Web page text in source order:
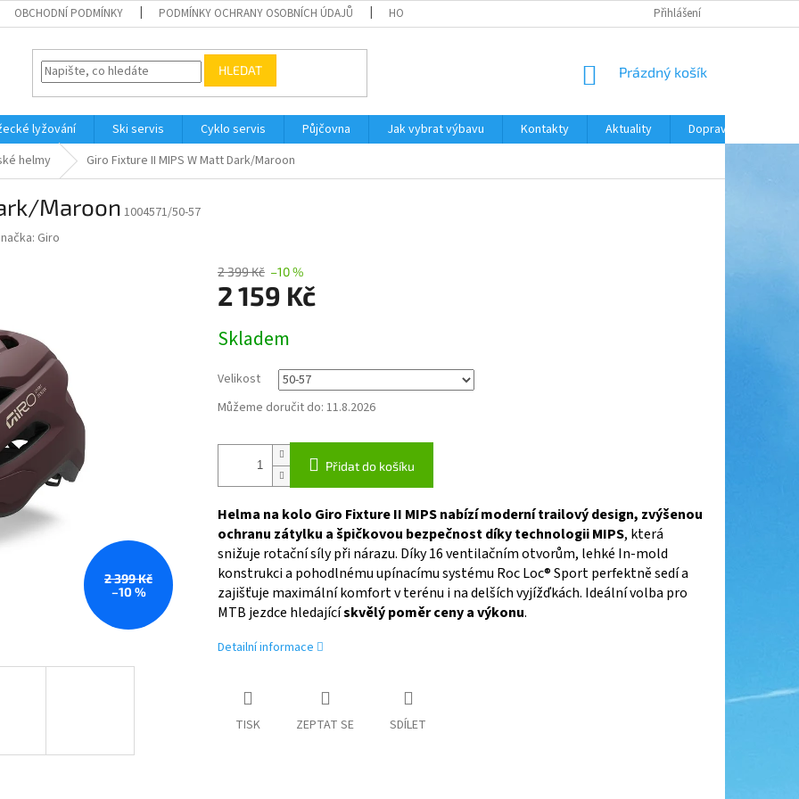
OBCHODNÍ PODMÍNKY PODMÍNKY OCHRANY OSOBNÍCH ÚDAJŮ HODNOCENÍ OBCHODU Přihlášení
HLEDAT
NÁKUPNÍ
Prázdný košík
lyžování Ski servis Cyklo servis Půjčovna Jak vybrat výbavu Kontakty Aktuality
Doprava a platba
helmy
Giro Fixture II MIPS W Matt Dark/Maroon
Maroon 1004571/50-57
Giro
2 399 Kč
–10 %
2 399 Kč –10 %
2 159 Kč
cena:
Skladem
Velikost
Můžeme doručit do: 11.8.2026
Přidat do košíku
Helma na kolo Giro Fixture II MIPSnabízí moderní trailový design, zvýšenou
ochranu zátylku a špičkovou bezpečnost díky technologii MIPS, která
snižuje rotační síly při nárazu. Díky 16 ventilačním otvorům, lehké In-mold
konstrukci a pohodlnému upínacímu systému Roc Loc® Sport perfektně sedí a
zajišťuje maximální komfort v terénu i na delších vyjížďkách. Ideální volba pro
MTB jezdce hledajícískvělý poměr ceny a výkonu.
Detailní informace
TISK ZEPTAT SE SDÍLET